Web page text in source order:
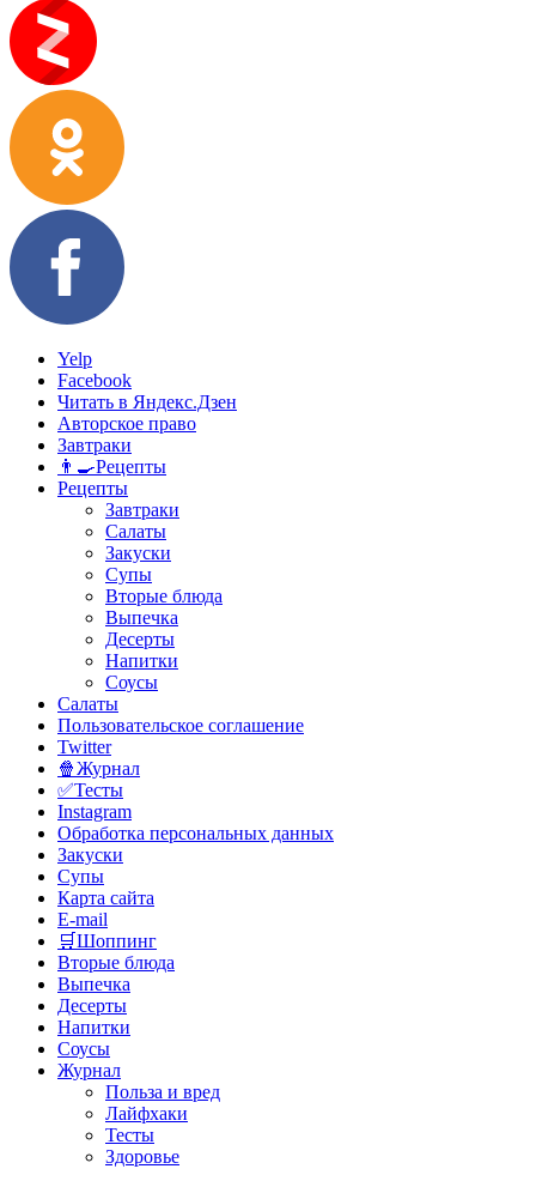
Yelp
Facebook
Читать в Яндекс.Дзен
Авторское право
Завтраки
👨‍🍳Рецепты
Рецепты
Завтраки
Салаты
Закуски
Супы
Вторые блюда
Выпечка
Десерты
Напитки
Соусы
Салаты
Пользовательское соглашение
Twitter
🍿Журнал
✅Тесты
Instagram
Обработка персональных данных
Закуски
Супы
Карта сайта
E-mail
🛒Шоппинг
Вторые блюда
Выпечка
Десерты
Напитки
Соусы
Журнал
Польза и вред
Лайфхаки
Тесты
Здоровье